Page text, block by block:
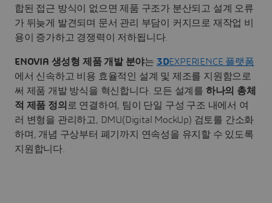
합된 접근 방식이 없으면 제품 구조가 분산되고 설계 오류
가 뒤늦게 발견되며 문서 관리 부담이 커지므로 재작업 비
용이 증가하고 경쟁력이 저하됩니다.
ENOVIA 생성형 제품 개발 분야는 3DEXPERIENCE 플랫폼
에서 신속하고 비용 효율적인 설계 및 제조를 지원함으로
써 제품 개발 방식을 혁신합니다. 모든 설계를 하나의 총체
적 제품 정의 로 연결하여, 팀이 단일 구성 구조 내에서 여
러 변형을 관리하고, DMU(Digital MockUp) 검토를 간소화
하며, 개념 구상부터 폐기까지 연속성을 유지할 수 있도록
지원합니다.